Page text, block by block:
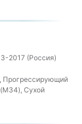
2017 (Россия)
Прогрессирующий
Сухой